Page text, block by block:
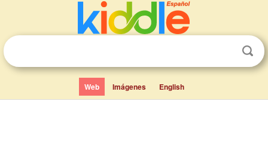
Web Imágenes English